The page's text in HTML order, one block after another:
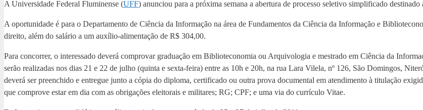
A Universidade Federal Fluminense (UFF) anunciou para a próxima semana a abertura de processo seletivo simplificado
A oportunidade é para o Departamento de Ciência da Informação na área de Fundamentos da Ciência da Informação e
direito, além do salário a um auxílio-alimentação de R$ 304,00.
Para concorrer, o interessado deverá comprovar graduação em Biblioteconomia ou Arquivologia e mestrado em Ciência da
serão realizadas nos dias 21 e 22 de julho (quinta e sexta-feira) entre as 10h e 20h, na rua Lara Vilela, nº 126, São Domingos,
deverá ser preenchido e entregue junto a cópia do diploma, certificado ou outra prova documental em atendimento à titulação
que comprove estar em dia com as obrigações eleitorais e militares; RG; CPF; e uma via do currículo Vitae.